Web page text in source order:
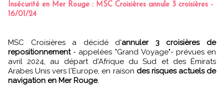
Insécurité en Mer Rouge : MSC Croisières annule 3 croisières -
16/01/24
MSC Croisières a décidé d'annuler 3 croisières de
repositionnement- appelées "Grand Voyage"- prévues en
avril 2024, au départ d'Afrique du Sud et des Émirats
Arabes Unis vers l'Europe, en raison des risques actuels de
navigation en Mer Rouge.